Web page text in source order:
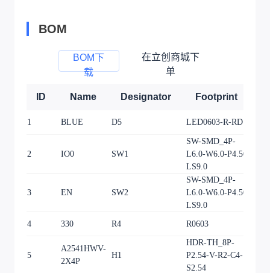
BOM
BOM下
载
在立创商城下
单
ID Name Designator Footprint
1 BLUE D5 LED0603-R-RD
2 IO0 SW1
SW-SMD_4P-
L6.0-W6.0-P4.50-
LS9.0
3 EN SW2
SW-SMD_4P-
L6.0-W6.0-P4.50-
LS9.0
4 330 R4 R0603
5
A2541HWV-
2X4P
H1
HDR-TH_8P-
P2.54-V-R2-C4-
S2.54